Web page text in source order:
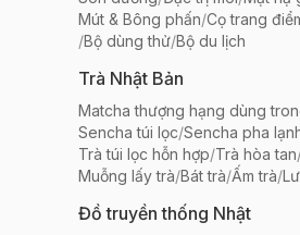
Mút & Bông phấn/Cọ trang
/Bộ dùng thử/Bộ du lịch
Trà Nhật Bản
Matcha thượng hạng dùng
Sencha túi lọc/Sencha pha
Trà túi lọc hỗn hợp/Trà hòa tan
Muỗng lấy trà/Bát trà/Ấm trà/
Đồ truyền thống Nhật